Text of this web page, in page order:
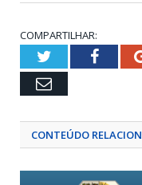
COMPARTILHAR:
Twitter
Email
CONTEÚDO